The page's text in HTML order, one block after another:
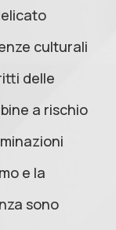
culturali
delle
a rischio
e la
sono